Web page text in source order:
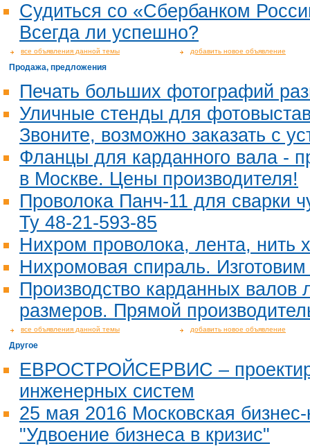
Судиться со «Сбербанком
Всегда ли успешно?
добавить новое объявление
все объявления данной темы
Продажа, предложения
Печать больших фотографий
Уличные стенды для
Звоните, возможно заказать с
Фланцы для карданного вала -
в Москве. Цены производителя!
Проволока Панч-11 для сварки
Ту 48-21-593-85
Нихром проволока, лента, нить
Нихромовая спираль.
Производство карданных валов
размеров. Прямой
добавить новое объявление
все объявления данной темы
Другое
ЕВРОСТРОЙСЕРВИС –
инженерных систем
25 мая 2016 Московская
"Удвоение бизнеса в кризис"